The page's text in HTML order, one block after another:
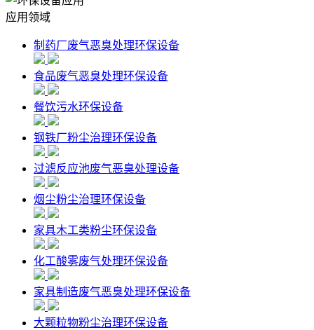
应用领域
制药厂废气恶臭处理环保设备
食品废气恶臭处理环保设备
餐饮污水环保设备
钢铁厂粉尘治理环保设备
过滤反应池废气恶臭处理设备
烟尘粉尘治理环保设备
家具木工类粉尘环保设备
化工酸雾废气处理环保设备
家具制造废气恶臭处理环保设备
大颗粒物粉尘治理环保设备